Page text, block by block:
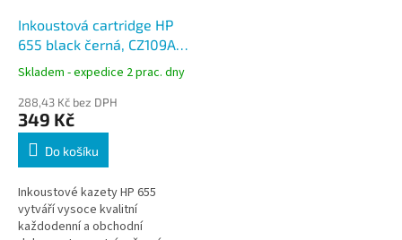
Inkoustová cartridge HP
655 black černá, CZ109AE
(14ml)
Skladem - expedice 2 prac. dny
288,43 Kč bez DPH
349 Kč
Do košíku
Inkoustové kazety HP 655
vytváří vysoce kvalitní
každodenní a obchodní